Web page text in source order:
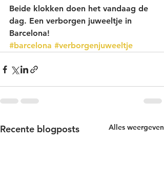
Beide klokken doen het vandaag de
dag. Een verborgen juweeltje in
Barcelona!
#barcelona #verborgenjuweeltje
Recente blogposts Alles weergeven